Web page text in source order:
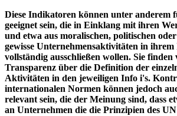
Diese Indikatoren können unter anderem
geeignet sein, die in Einklang mit ihren
und etwa aus moralischen, politischen
gewisse Unternehmensaktivitäten in ihrem
vollständig ausschließen wollen. Sie finden
Transparenz über die Definition der
Aktivitäten in den jeweiligen Info i's.
internationalen Normen können jedoch
relevant sein, die der Meinung sind, dass
an Unternehmen die die Prinzipien des